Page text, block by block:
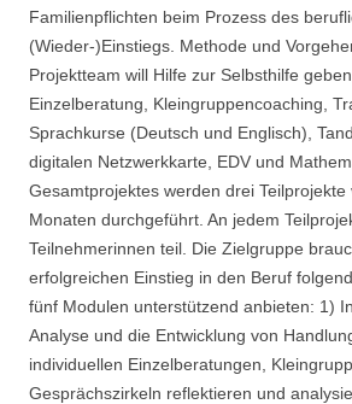
Familienpflichten beim Prozess des
(Wieder-)Einstiegs. Methode und
Projektteam will Hilfe zur Selbsthilfe
Einzelberatung, Kleingruppencoaching,
Sprachkurse (Deutsch und Englisch),
digitalen Netzwerkkarte, EDV und
Gesamtprojektes werden drei Teilprojekte
Monaten durchgeführt. An jedem
Teilnehmerinnen teil. Die Zielgruppe
erfolgreichen Einstieg in den Beruf
fünf Modulen unterstützend anbieten: 1)
Analyse und die Entwicklung von
individuellen Einzelberatungen,
Gesprächszirkeln reflektieren und